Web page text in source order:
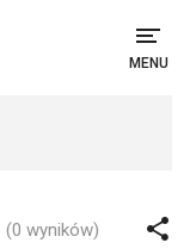
MENU
(0 wyników)